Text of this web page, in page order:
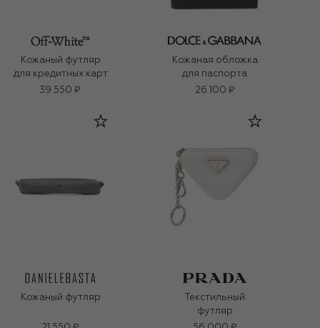
Кожаный футляр
для кредитных карт
39 550 ₽
Кожаная обложка
для паспорта
26 100 ₽
Кожаный футляр
Текстильный
футляр